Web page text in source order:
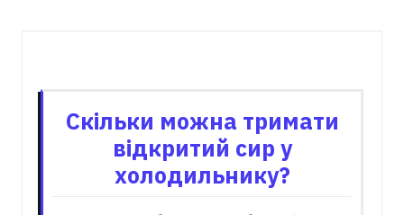
Скільки можна тримати
відкритий сир у
холодильнику?